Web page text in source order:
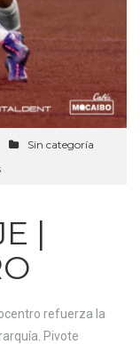
Sin categoría
|
refuerza la
Pivote